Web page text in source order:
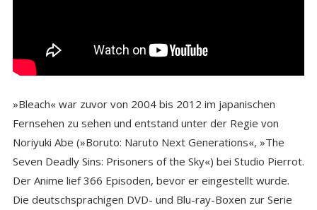
»Bleach« war zuvor von 2004 bis 2012 im japanischen
Fernsehen zu sehen und entstand unter der Regie von
Noriyuki Abe (»Boruto: Naruto Next Generations«, »The
Seven Deadly Sins: Prisoners of the Sky«) bei Studio Pierrot.
Der Anime lief 366 Episoden, bevor er eingestellt wurde.
Die deutschsprachigen DVD- und Blu-ray-Boxen zur Serie